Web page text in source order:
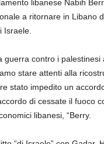
libanese Nabih
a ritornare in Libano
Israele.
guerra contro i palestinesi
stare attenti alla
stato impedito un
di cessate il fuoco
libanesi, “Berry.